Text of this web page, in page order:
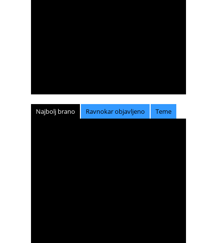
Najbolj brano Ravnokar objavljeno Teme